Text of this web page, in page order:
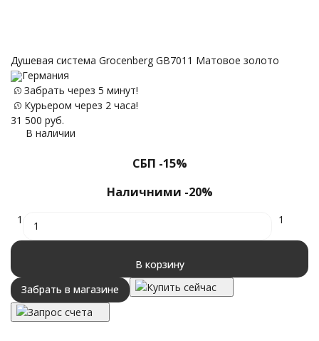
Душевая система Grocenberg GB7011 Матовое золото
Германия
Забрать через 5 минут!
Курьером через 2 часа!
31 500 руб.
В наличии
СБП -15%
Наличними -20%
1 1
В корзину
Забрать в магазине
Купить сейчас
Запрос счета